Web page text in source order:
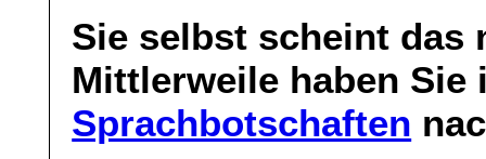
Sie selbst scheint das
Mittlerweile haben
Sprachbotschaften